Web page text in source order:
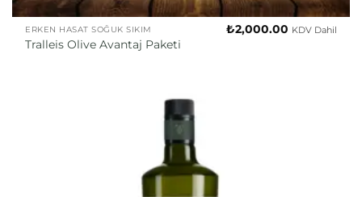
ERKEN HASAT SOĞUK SIKIM
Tralleis Olive Avantaj Paketi
₺2,000.00 KDV Dahil